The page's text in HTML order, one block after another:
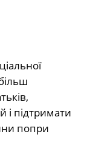
і підтримати
попри